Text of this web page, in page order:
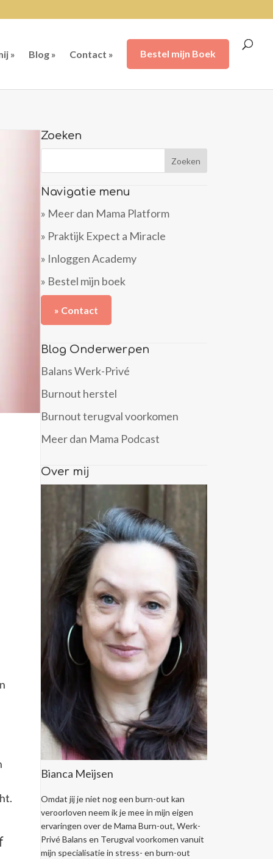
» Blog » Contact » Bestel mijn Boek
Zoeken
Navigatie menu
» Meer dan Mama Platform
» Praktijk Expect a Miracle
» Inloggen Academy
» Bestel mijn boek
» Contact
Blog Onderwerpen
Balans Werk-Privé
Burnout herstel
Burnout terugval voorkomen
Meer dan Mama Podcast
Over mij
Bianca Meijsen
Omdat jij je niet nog een burn-out kan
veroorloven neem ik je mee in mijn eigen
ervaringen over de Mama Burn-out, Werk-
Privé Balans en Terugval voorkomen vanuit
mijn specialisatie in stress- en burn-out